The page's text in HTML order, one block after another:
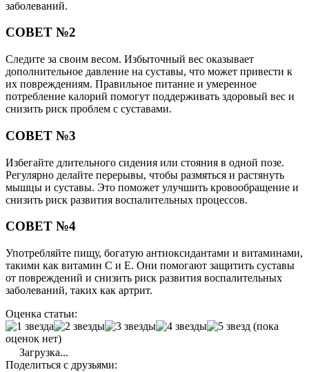
заболеваний.
СОВЕТ №2
Следите за своим весом. Избыточный вес оказывает
дополнительное давление на суставы, что может привести к
их повреждениям. Правильное питание и умеренное
потребление калорий помогут поддерживать здоровый вес и
снизить риск проблем с суставами.
СОВЕТ №3
Избегайте длительного сидения или стояния в одной позе.
Регулярно делайте перерывы, чтобы размяться и растянуть
мышцы и суставы. Это поможет улучшить кровообращение и
снизить риск развития воспалительных процессов.
СОВЕТ №4
Употребляйте пищу, богатую антиоксидантами и витаминами,
такими как витамин С и Е. Они помогают защитить суставы
от повреждений и снизить риск развития воспалительных
заболеваний, таких как артрит.
Оценка статьи:
(пока
оценок нет)
Загрузка...
Поделиться с друзьями: